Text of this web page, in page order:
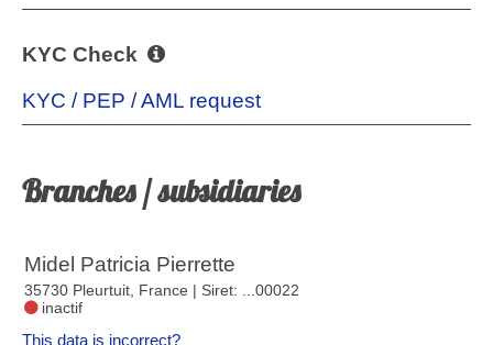
KYC Check
KYC / PEP / AML request
Branches / subsidiaries
Midel Patricia Pierrette
35730 Pleurtuit, France | Siret: ...00022
inactif
This data is incorrect?